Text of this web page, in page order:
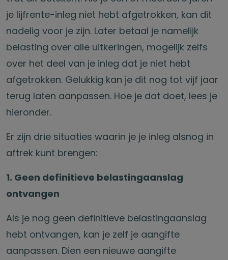
je lijfrente-inleg niet hebt afgetrokken, kan dit
nadelig voor je zijn. Later betaal je namelijk
belasting over alle uitkeringen, mogelijk zelfs
over het deel van je inleg dat je niet hebt
afgetrokken. Gelukkig kan je dit nog tot vijf jaar
terug laten aanpassen. Hoe je dat doet, lees je
hieronder.
Er zijn drie situaties waarin je je inleg alsnog in
aftrek kunt brengen:
1. Geen definitieve belastingaanslag
ontvangen
Als je nog geen definitieve belastingaanslag
hebt ontvangen, kan je zelf je aangifte
aanpassen. Dien een nieuwe aangifte